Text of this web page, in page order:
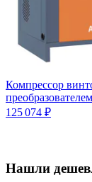
Компрессор
преобразователем
125 074 ₽
Нашли